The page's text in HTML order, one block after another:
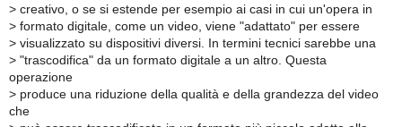
> creativo, o se si estende per esempio ai casi in cui un'opera in
> formato digitale, come un video, viene "adattato" per essere
> visualizzato su dispositivi diversi. In termini tecnici sarebbe una
> "trascodifica" da un formato digitale a un altro. Questa
operazione
> produce una riduzione della qualità e della grandezza del video
che